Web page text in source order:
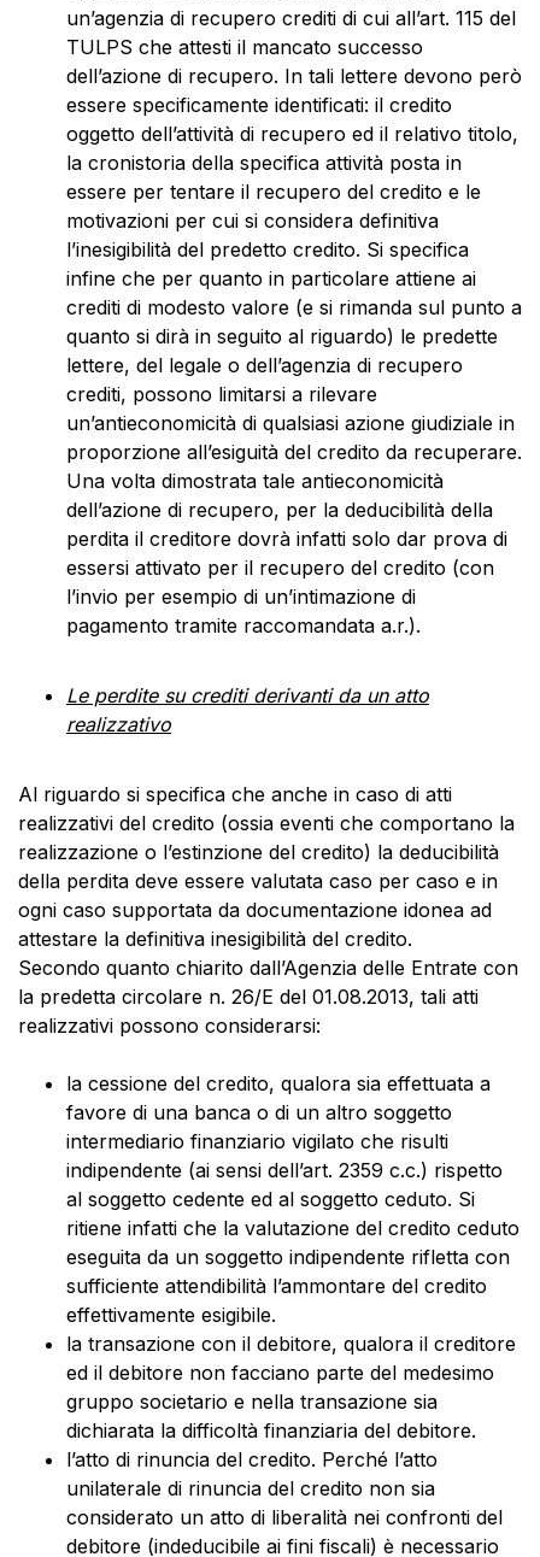
un’agenzia di recupero crediti di cui all’art. 115 del
TULPS che attesti il mancato successo
dell’azione di recupero. In tali lettere devono però
essere specificamente identificati: il credito
oggetto dell’attività di recupero ed il relativo titolo,
la cronistoria della specifica attività posta in
essere per tentare il recupero del credito e le
motivazioni per cui si considera definitiva
l’inesigibilità del predetto credito. Si specifica
infine che per quanto in particolare attiene ai
crediti di modesto valore (e si rimanda sul punto a
quanto si dirà in seguito al riguardo) le predette
lettere, del legale o dell’agenzia di recupero
crediti, possono limitarsi a rilevare
un’antieconomicità di qualsiasi azione giudiziale in
proporzione all’esiguità del credito da recuperare.
Una volta dimostrata tale antieconomicità
dell’azione di recupero, per la deducibilità della
perdita il creditore dovrà infatti solo dar prova di
essersi attivato per il recupero del credito (con
l’invio per esempio di un’intimazione di
pagamento tramite raccomandata a.r.).
Le perdite su crediti derivanti da un atto
realizzativo
Al riguardo si specifica che anche in caso di atti
realizzativi del credito (ossia eventi che comportano la
realizzazione o l’estinzione del credito) la deducibilità
della perdita deve essere valutata caso per caso e in
ogni caso supportata da documentazione idonea ad
attestare la definitiva inesigibilità del credito.
Secondo quanto chiarito dall’Agenzia delle Entrate con
la predetta circolare n. 26/E del 01.08.2013, tali atti
realizzativi possono considerarsi:
la cessione del credito, qualora sia effettuata a
favore di una banca o di un altro soggetto
intermediario finanziario vigilato che risulti
indipendente (ai sensi dell’art. 2359 c.c.) rispetto
al soggetto cedente ed al soggetto ceduto. Si
ritiene infatti che la valutazione del credito ceduto
eseguita da un soggetto indipendente rifletta con
sufficiente attendibilità l’ammontare del credito
effettivamente esigibile.
la transazione con il debitore, qualora il creditore
ed il debitore non facciano parte del medesimo
gruppo societario e nella transazione sia
dichiarata la difficoltà finanziaria del debitore.
l’atto di rinuncia del credito. Perché l’atto
unilaterale di rinuncia del credito non sia
considerato un atto di liberalità nei confronti del
debitore (indeducibile ai fini fiscali) è necessario